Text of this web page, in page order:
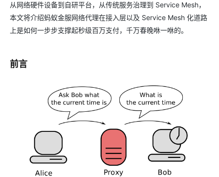
从网络硬件设备到自研平台，从传统服务治理到 Service Mesh，
本文将介绍蚂蚁金服网络代理在接入层以及 Service Mesh 化道路
上是如何一步步支撑起秒级百万支付，千万春晚咻一咻的。
前言